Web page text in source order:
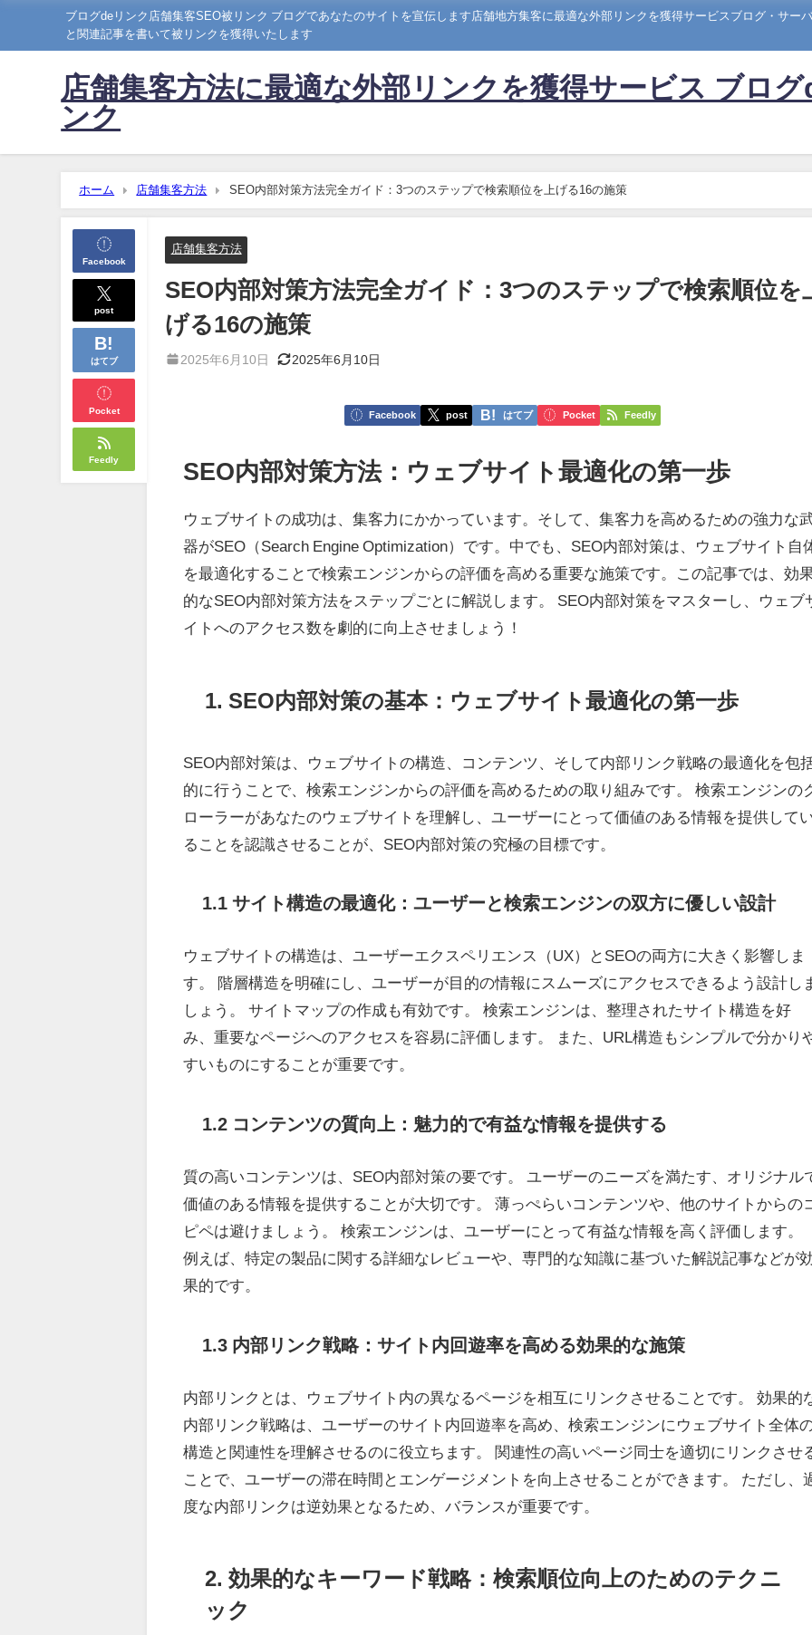
ブログdeリンク店舗集客SEO被リンク ブログであなたのサイトを宣伝します店舗地方集客に最適な外部リンクを獲得サービスブログ・サー
と関連記事を書いて被リンクを獲得いたします
店舗集客方法に最適な外部リンクを獲得サービス ブログ
ンク
ホーム 店舗集客方法 SEO内部対策方法完全ガイド：3つのステップで検索順位を上げる16の施策
Facebook
post
はてブ
Pocket
Feedly
店舗集客方法
SEO内部対策方法完全ガイド：3つのステップで検索順位を
げる16の施策
2025年6月10日 2025年6月10日
Facebook post はてブ Pocket Feedly
SEO内部対策方法：ウェブサイト最適化の第一歩
ウェブサイトの成功は、集客力にかかっています。そして、集客力を高めるための強力な
器がSEO（Search Engine Optimization）です。中でも、SEO内部対策は、ウェブサイト自
を最適化することで検索エンジンからの評価を高める重要な施策です。この記事では、効
的なSEO内部対策方法をステップごとに解説します。 SEO内部対策をマスターし、ウェブ
イトへのアクセス数を劇的に向上させましょう！
1. SEO内部対策の基本：ウェブサイト最適化の第一歩
SEO内部対策は、ウェブサイトの構造、コンテンツ、そして内部リンク戦略の最適化を包
的に行うことで、検索エンジンからの評価を高めるための取り組みです。 検索エンジンの
ローラーがあなたのウェブサイトを理解し、ユーザーにとって価値のある情報を提供して
ることを認識させることが、SEO内部対策の究極の目標です。
1.1 サイト構造の最適化：ユーザーと検索エンジンの双方に優しい設計
ウェブサイトの構造は、ユーザーエクスペリエンス（UX）とSEOの両方に大きく影響しま
す。 階層構造を明確にし、ユーザーが目的の情報にスムーズにアクセスできるよう設計し
しょう。 サイトマップの作成も有効です。 検索エンジンは、整理されたサイト構造を好
み、重要なページへのアクセスを容易に評価します。 また、URL構造もシンプルで分かり
すいものにすることが重要です。
1.2 コンテンツの質向上：魅力的で有益な情報を提供する
質の高いコンテンツは、SEO内部対策の要です。 ユーザーのニーズを満たす、オリジナル
価値のある情報を提供することが大切です。 薄っぺらいコンテンツや、他のサイトからの
ピペは避けましょう。 検索エンジンは、ユーザーにとって有益な情報を高く評価します。
例えば、特定の製品に関する詳細なレビューや、専門的な知識に基づいた解説記事などが
果的です。
1.3 内部リンク戦略：サイト内回遊率を高める効果的な施策
内部リンクとは、ウェブサイト内の異なるページを相互にリンクさせることです。 効果的
内部リンク戦略は、ユーザーのサイト内回遊率を高め、検索エンジンにウェブサイト全体
構造と関連性を理解させるのに役立ちます。 関連性の高いページ同士を適切にリンクさせ
ことで、ユーザーの滞在時間とエンゲージメントを向上させることができます。 ただし、
度な内部リンクは逆効果となるため、バランスが重要です。
2. 効果的なキーワード戦略：検索順位向上のためのテクニ
ック